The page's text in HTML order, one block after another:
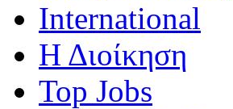
International
Η Διοίκηση
Top Jobs